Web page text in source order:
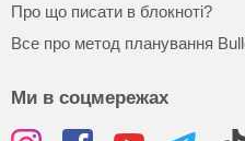
Про що писати в блокноті?
Все про метод планування
Ми в соцмережах